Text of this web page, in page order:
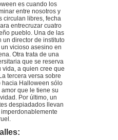
es cuando los
entre nosotros y
circulan libres, fecha
entrecruzar cuatro
pueblo. Una de las
un director de instituto
vicioso asesino en
Otra trata de una
que se reserva
vida, a quien cree que
tercera versa sobre
hacia Halloween sólo
que le tiene su
Por último, un
despiadados llevan